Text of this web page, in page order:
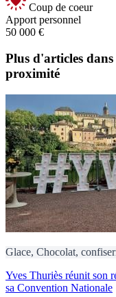
Coup de coeur
Apport personnel
50 000 €
Plus d'articles
proximité
Glace, Chocolat,
Yves Thuriès réunit son
sa Convention Nationale